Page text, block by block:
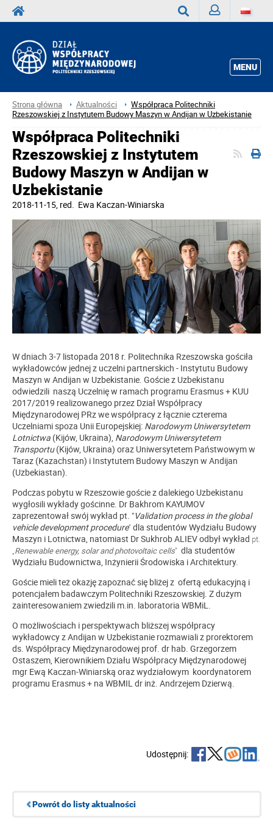
MENU
Strona główna Aktualności
Współpraca Politechniki
Rzeszowskiej z Instytutem Budowy Maszyn w Andijan w Uzbekistanie
Współpraca Politechniki
Rzeszowskiej z Instytutem
Budowy Maszyn w Andijan w
Uzbekistanie
2018-11-15, red. Ewa Kaczan-Winiarska
W dniach 3-7 listopada 2018 r. Politechnika Rzeszowska gościła
wykładowców jednej z uczelni partnerskich - Instytutu Budowy
Maszyn w Andijan w Uzbekistanie. Goście z Uzbekistanu
odwiedzili naszą Uczelnię w ramach programu Erasmus + KUU
2017/2019 realizowanego przez Dział Współpracy
Międzynarodowej PRz we współpracy z łącznie czterema
Uczelniami spoza Unii Europejskiej: Narodowym Uniwersytetem
Lotnictwa (Kijów, Ukraina), Narodowym Uniwersytetem
Transportu(Kijów, Ukraina) oraz Uniwersytetem Państwowym w
Taraz (Kazachstan) i Instytutem Budowy Maszyn w Andijan
(Uzbekiastan).
Podczas pobytu w Rzeszowie goście z dalekiego Uzbekistanu
wygłosili wykłady gościnne. Dr Bakhrom KAYUMOV
zaprezentował swój wykład pt. "Validation process in the global
vehicle development procedure”dla studentów Wydziału Budowy
Maszyn i Lotnictwa, natomiast Dr Sukhrob ALIEV odbył wykład pt.
„Renewable energy, solar and photovoltaic cells” dla studentów
Wydziału Budownictwa, Inżynierii Środowiska i Architektury.
Goście mieli też okazję zapoznać się bliżej z ofertą edukacyjną i
potencjałem badawczym Politechniki Rzeszowskiej. Z dużym
zainteresowaniem zwiedzili m.in. laboratoria WBMiL.
O możliwościach i perspektywach bliższej współpracy
wykładowcy z Andijan w Uzbekistanie rozmawiali z prorektorem
ds. Współpracy Międzynarodowej prof. dr hab. Grzegorzem
Ostaszem, Kierownikiem Działu Współpracy Międzynarodowej
mgr Ewą Kaczan-Winiarską oraz wydziałowym koordynatorem
programu Erasmus + na WBMIL dr inż. Andrzejem Dzierwą.
Udostępnij:
Powrót do listy aktualności